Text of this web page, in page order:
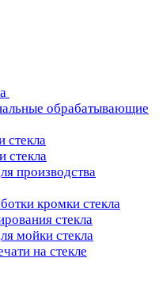
обрабатывающие
стекла
стекла
производства
кромки стекла
стекла
мойки стекла
на стекле